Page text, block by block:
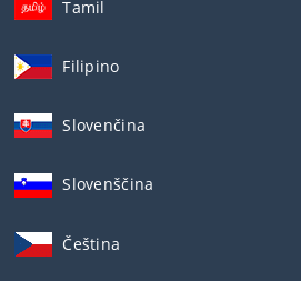
Tamil
Filipino
Slovenčina
Slovenščina
Čeština